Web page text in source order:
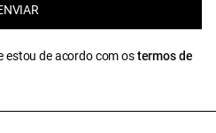
estou de acordo com ostermos de